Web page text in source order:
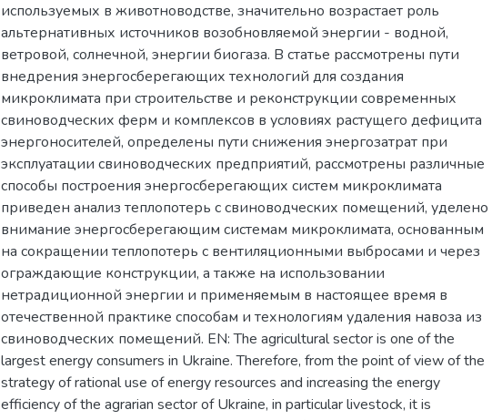
используемых в животноводстве, значительно возрастает роль
альтернативных источников возобновляемой энергии - водной,
ветровой, солнечной, энергии биогаза. В статье рассмотрены пути
внедрения энергосберегающих технологий для создания
микроклимата при строительстве и реконструкции современных
свиноводческих ферм и комплексов в условиях растущего дефицита
энергоносителей, определены пути снижения энергозатрат при
эксплуатации свиноводческих предприятий, рассмотрены различные
способы построения энергосберегающих систем микроклимата
приведен анализ теплопотерь с свиноводческих помещений, уделено
внимание энергосберегающим системам микроклимата, основанным
на сокращении теплопотерь с вентиляционными выбросами и через
ограждающие конструкции, а также на использовании
нетрадиционной энергии и применяемым в настоящее время в
отечественной практике способам и технологиям удаления навоза из
свиноводческих помещений. EN: The agricultural sector is one of the
largest energy consumers in Ukraine. Therefore, from the point of view of the
strategy of rational use of energy resources and increasing the energy
efficiency of the agrarian sector of Ukraine, in particular livestock, it is